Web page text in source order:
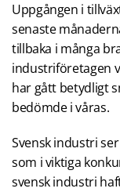
Uppgången i
senaste
tillbaka i många
industriföretagen
har gått betydligt
bedömde i våras.
Svensk industri
som i viktiga
svensk industri